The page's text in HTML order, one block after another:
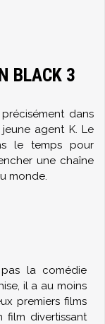
BLACK 3
dans
agent K. Le
le temps pour
une chaîne
monde.
la comédie
il a au moins
premiers films
divertissant